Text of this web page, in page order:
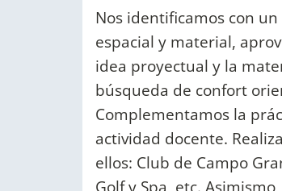
Nos identificamos con
espacial y material,
idea proyectual y la
búsqueda de confort
Complementamos la
actividad docente.
ellos: Club de Campo